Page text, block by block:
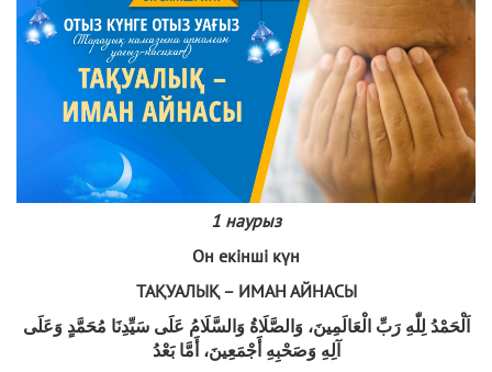
1 наурыз
Он екінші күн
ТАҚУАЛЫҚ – ИМАН АЙНАСЫ
اَلْحَمْدُ لِلّٰهِ رَبِّ الْعَالَمِينَ، وَالصَّلَاةُ وَالسَّلَامُ عَلَى سَيِّدِنَا مُحَمَّدٍ وَعَلَى
آلِهِ وَصَحْبِهِ أَجْمَعِينَ، أَمَّا بَعْدُ